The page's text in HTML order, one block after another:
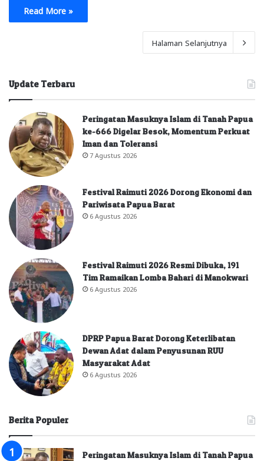
Read More »
Halaman Selanjutnya
Update Terbaru
Peringatan Masuknya Islam di Tanah Papua
ke-666 Digelar Besok, Momentum Perkuat
Iman dan Toleransi
7 Agustus 2026
Festival Raimuti 2026 Dorong Ekonomi dan
Pariwisata Papua Barat
6 Agustus 2026
Festival Raimuti 2026 Resmi Dibuka, 191
Tim Ramaikan Lomba Bahari di Manokwari
6 Agustus 2026
DPRP Papua Barat Dorong Keterlibatan
Dewan Adat dalam Penyusunan RUU
Masyarakat Adat
6 Agustus 2026
Berita Populer
Peringatan Masuknya Islam di Tanah Papua